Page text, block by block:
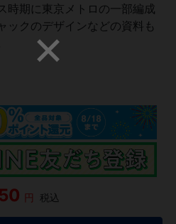
時期に東京メトロの一部編成
ックのデザインなどの資料も
円 税込